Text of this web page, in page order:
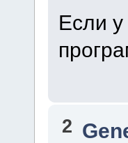
Если у
2